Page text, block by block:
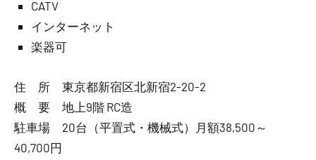
CATV
インターネット
楽器可
住 所 東京都新宿区北新宿2-20-2
概 要 地上9階 RC造
駐車場 20台（平置式・機械式）月額38,500～
40,700円